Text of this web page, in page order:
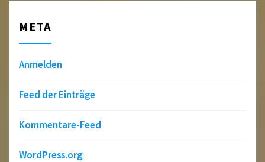
META
Anmelden
Feed der Einträge
Kommentare-Feed
WordPress.org